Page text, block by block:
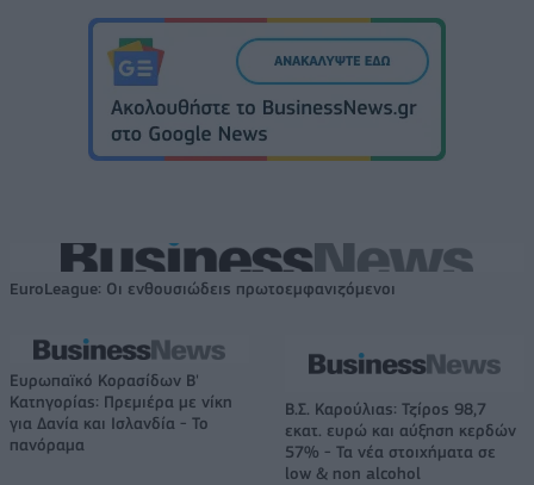
EuroLeague: Οι ενθουσιώδεις πρωτοεμφανιζόμενοι
Ευρωπαϊκό Κορασίδων Β'
Κατηγορίας: Πρεμιέρα με νίκη
για Δανία και Ισλανδία - Το
πανόραμα
Β.Σ. Καρούλιας: Τζίρος 98,7
εκατ. ευρώ και αύξηση κερδών
57% - Τα νέα στοιχήματα σε
low & non alcohol